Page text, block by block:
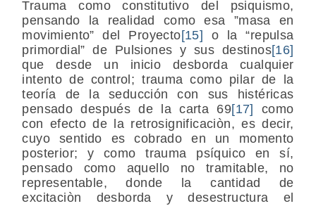
Trauma como constitutivo del psiquismo,
pensando la realidad como esa ”masa en
movimiento” del Proyecto[15] o la “repulsa
primordial” de Pulsiones y sus destinos[16]
que desde un inicio desborda cualquier
intento de control; trauma como pilar de la
teoría de la seducción con sus histéricas
pensado después de la carta 69[17] como
con efecto de la retrosignificaciòn, es decir,
cuyo sentido es cobrado en un momento
posterior; y como trauma psíquico en sí,
pensado como aquello no tramitable, no
representable, donde la cantidad de
excitaciòn desborda y desestructura el